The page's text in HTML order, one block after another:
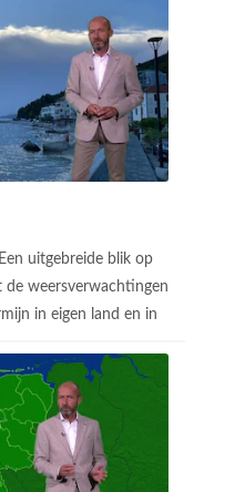
Een uitgebreide blik op
weersverwachtingen
in eigen land en in